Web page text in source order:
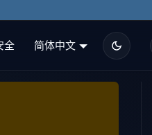
全 简体中文